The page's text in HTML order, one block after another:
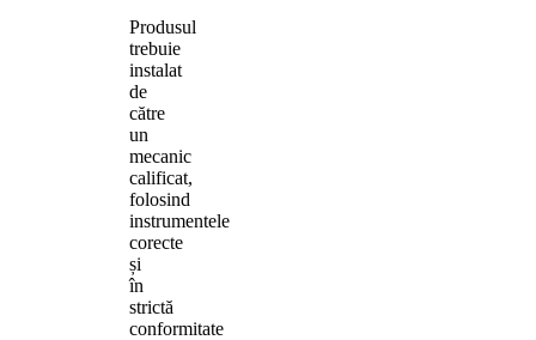
Produsul
trebuie
instalat
de
către
un
mecanic
calificat,
folosind
instrumentele
corecte
și
în
strictă
conformitate